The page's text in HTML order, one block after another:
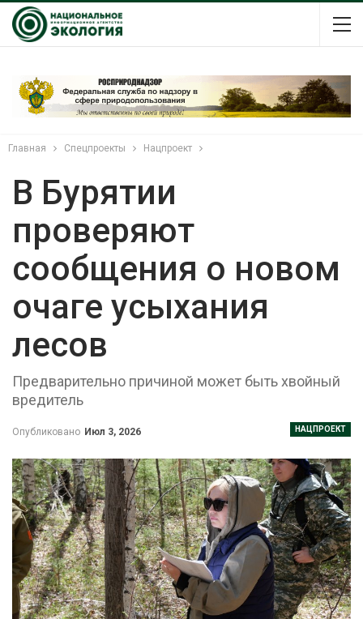
Главная Спецпроекты Нацпроект
В Бурятии
проверяют
сообщения о новом
очаге усыхания
лесов
Предварительно причиной может быть хвойный
вредитель
НАЦПРОЕКТ
Опубликовано Июл 3, 2026